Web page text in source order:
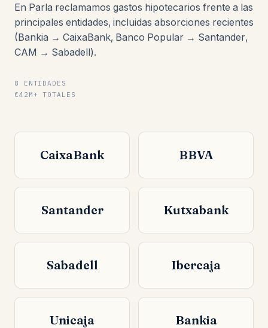
En Parla reclamamos gastos hipotecarios frente a las
principales entidades, incluidas absorciones recientes
(Bankia → CaixaBank, Banco Popular → Santander,
CAM → Sabadell).
8 ENTIDADES
€42M+ TOTALES
CaixaBank BBVA
Santander Kutxabank
Sabadell Ibercaja
Unicaja Bankia